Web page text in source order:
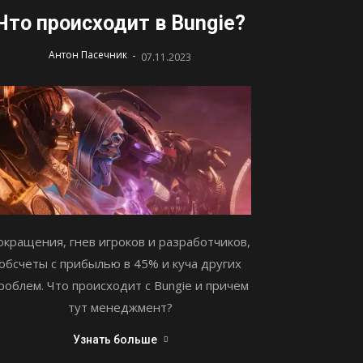
происходит в Bungie?
Антон Пасечник - 07.11.2023
гнев игроков и разработчиков,
с прибылью в 45% и куча других
Что происходит с Bungie и причем
тут менеджмент?
Узнать больше